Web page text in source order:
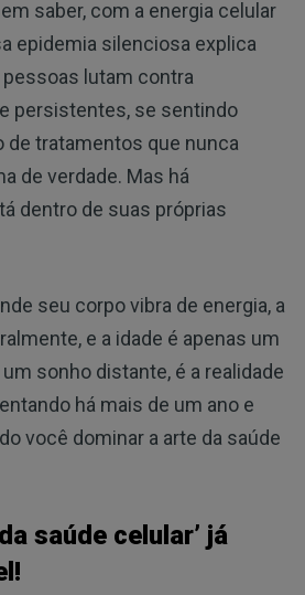
saber, com a energia celular
epidemia silenciosa explica
lutam contra
persistentes, se sentindo
de tratamentos que nunca
de verdade. Mas há
dentro de suas próprias
seu corpo vibra de energia, a
e a idade é apenas um
sonho distante, é a realidade
há mais de um ano e
você dominar a arte da saúde
saúde celular’ já